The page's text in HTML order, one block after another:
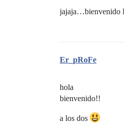
jajaja…bienvenido
Er_pRoFe
hola
bienvenido!!
a los dos